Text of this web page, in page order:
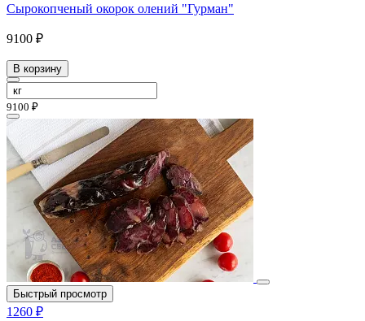
Сырокопченый окорок олений "Гурман"
9100 ₽
В корзину
9100 ₽
Быстрый просмотр
1260 ₽